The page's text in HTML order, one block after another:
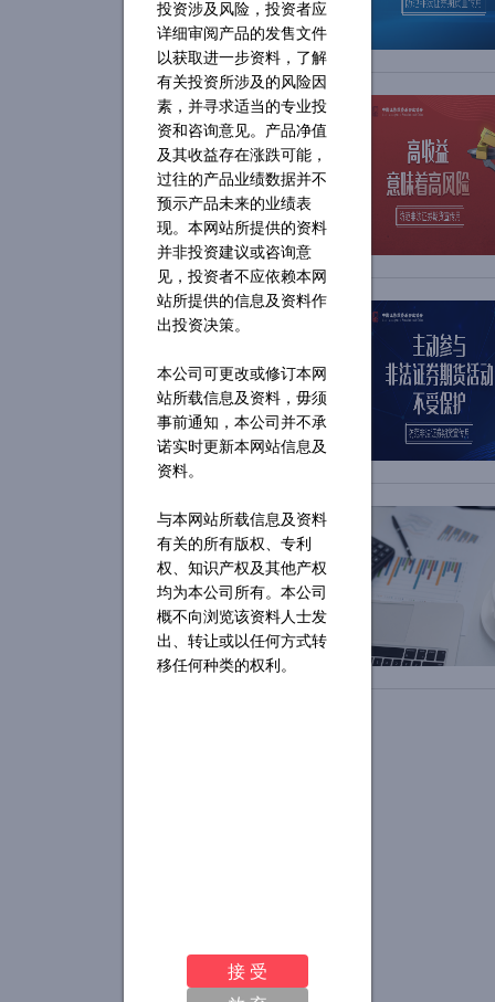
投资涉及风险，投资者应
详细审阅产品的发售文件
以获取进一步资料，了解
有关投资所涉及的风险因
素，并寻求适当的专业投
资和咨询意见。产品净值
及其收益存在涨跌可能，
过往的产品业绩数据并不
预示产品未来的业绩表
现。本网站所提供的资料
并非投资建议或咨询意
见，投资者不应依赖本网
站所提供的信息及资料作
出投资决策。
本公司可更改或修订本网
站所载信息及资料，毋须
事前通知，本公司并不承
诺实时更新本网站信息及
资料。
与本网站所载信息及资料
有关的所有版权、专利
权、知识产权及其他产权
均为本公司所有。本公司
概不向浏览该资料人士发
出、转让或以任何方式转
移任何种类的权利。
接 受